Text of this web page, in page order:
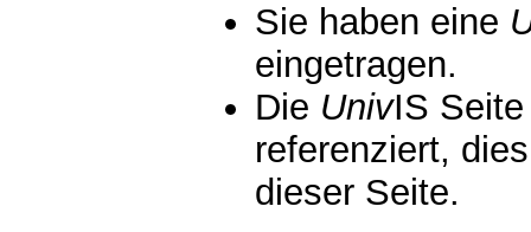
Sie haben eine
eingetragen.
Die UnivIS
referenziert,
dieser Seite.